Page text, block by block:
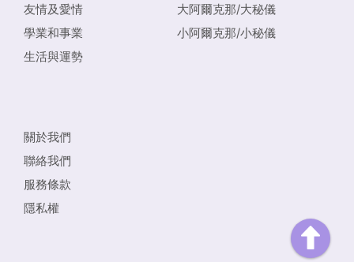
友情及愛情
學業和事業
生活與運勢
大阿爾克那/大秘儀
小阿爾克那/小秘儀
關於我們
聯絡我們
服務條款
隱私權